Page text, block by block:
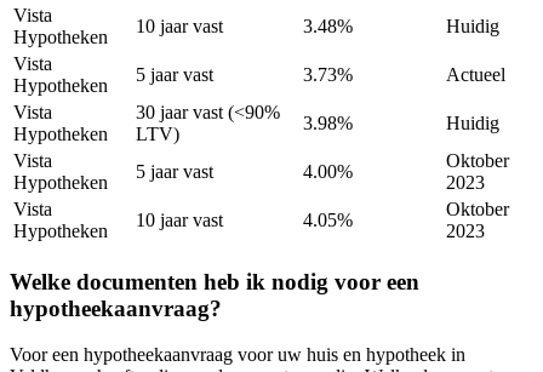
Vista
Hypotheken
10 jaar vast 3.48%
Huidig
Vista
Hypotheken
5 jaar vast 3.73%
Actueel
Vista
Hypotheken
30 jaar vast (<90%
LTV)
3.98%
Huidig
Vista
Hypotheken
5 jaar vast 4.00%
Oktober
2023
Vista
Hypotheken
10 jaar vast 4.05%
Oktober
2023
Welke documenten heb ik nodig voor een
hypotheekaanvraag?
Voor een hypotheekaanvraag voor uw huis en hypotheek in